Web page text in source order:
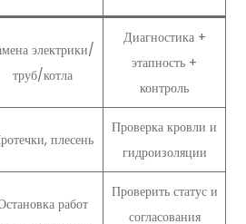
электрики/
труб/котла
Диагностика +
этапность +
контроль
плесень
Проверка кровли и
гидроизоляции
работ
Проверить статус и
согласования